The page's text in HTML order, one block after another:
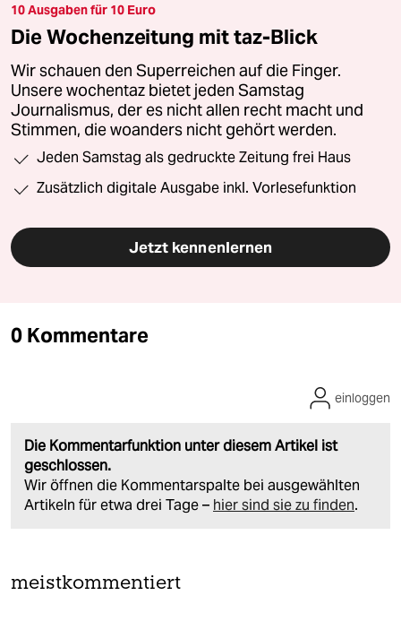
10 Ausgaben für 10 Euro
Die Wochenzeitung mit taz-Blick
Wir schauen den Superreichen auf die Finger.
Unsere wochentaz bietet jeden Samstag
Journalismus, der es nicht allen recht macht und
Stimmen, die woanders nicht gehört werden.
Jeden Samstag als gedruckte Zeitung frei Haus
Zusätzlich digitale Ausgabe inkl. Vorlesefunktion
Jetzt kennenlernen
0 Kommentare
Die Kommentarfunktion unter diesem Artikel ist
geschlossen.
Wir öffnen die Kommentarspalte bei ausgewählten
Artikeln für etwa drei Tage – hier sind sie zu finden.
einloggen
meistkommentiert